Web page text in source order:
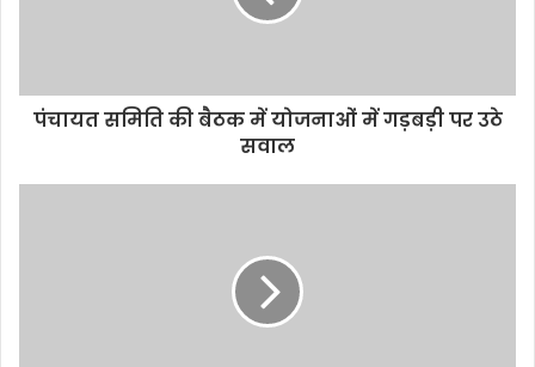
d
पंचायत समिति की बैठक में योजनाओं में गड़बड़ी पर उठे
सवाल